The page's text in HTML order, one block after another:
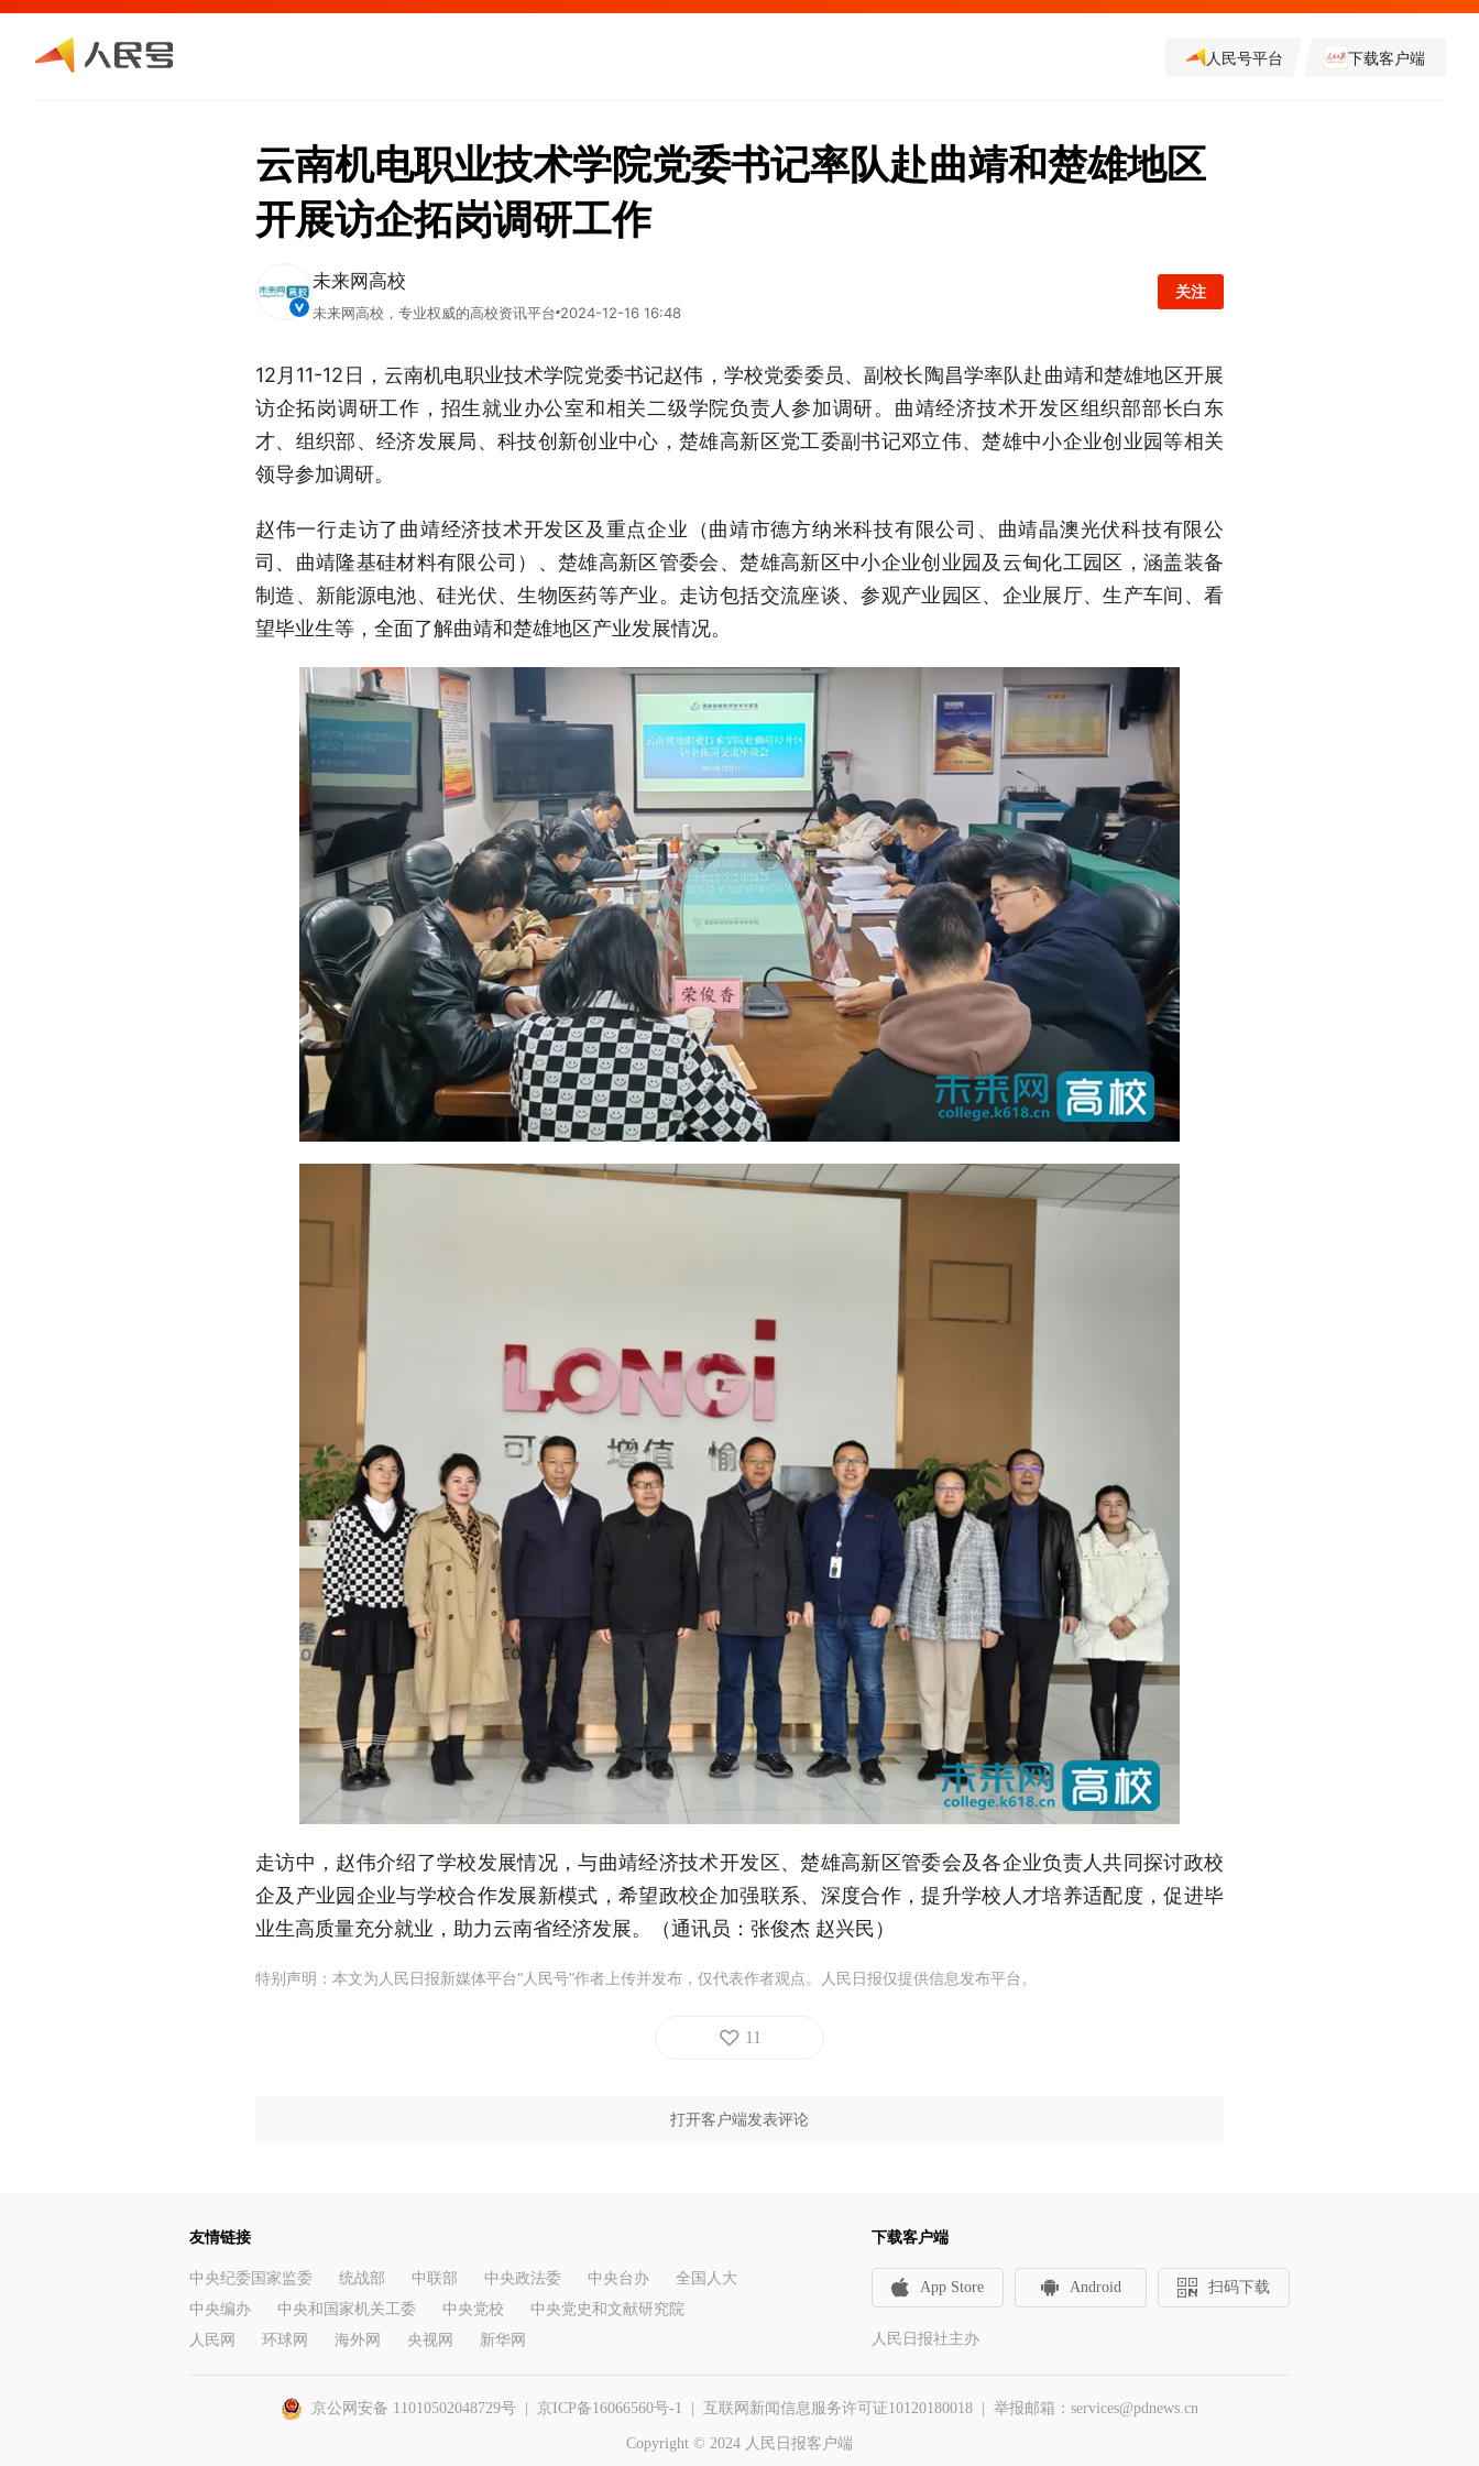
人民号平台 下载客户端
云南机电职业技术学院党委书记率队赴曲靖和楚雄地区
开展访企拓岗调研工作
未来网高校
未来网高校，专业权威的高校资讯平台 2024-12-16 16:48
关注
12月11-12日，云南机电职业技术学院党委书记赵伟，学校党委委员、副校长陶昌学率队赴曲靖和楚雄地区开展
访企拓岗调研工作，招生就业办公室和相关二级学院负责人参加调研。曲靖经济技术开发区组织部部长白东
才、组织部、经济发展局、科技创新创业中心，楚雄高新区党工委副书记邓立伟、楚雄中小企业创业园等相关
领导参加调研。
赵伟一行走访了曲靖经济技术开发区及重点企业（曲靖市德方纳米科技有限公司、曲靖晶澳光伏科技有限公
司、曲靖隆基硅材料有限公司）、楚雄高新区管委会、楚雄高新区中小企业创业园及云甸化工园区，涵盖装备
制造、新能源电池、硅光伏、生物医药等产业。走访包括交流座谈、参观产业园区、企业展厅、生产车间、看
望毕业生等，全面了解曲靖和楚雄地区产业发展情况。
走访中，赵伟介绍了学校发展情况，与曲靖经济技术开发区、楚雄高新区管委会及各企业负责人共同探讨政校
企及产业园企业与学校合作发展新模式，希望政校企加强联系、深度合作，提升学校人才培养适配度，促进毕
业生高质量充分就业，助力云南省经济发展。（通讯员： 张俊杰 赵兴民）
特别声明：本文为人民日报新媒体平台“人民号”作者上传并发布，仅代表作者观点。人民日报仅提供信息发布平台。
11
打开客户端发表评论
友情链接
中央纪委国家监委 统战部 中联部 中央政法委 中央台办
全国人大
中央编办
中央和国家机关工委 中央党校
中央党史和文献研究院
人民网
环球网 海外网 央视网 新华网
下载客户端
App Store Android 扫码下载
人民日报社主办
京公网安备 11010502048729号 京ICP备16066560号-1 | 互联网新闻信息服务许可证10120180018 | 举报邮箱：services@pdnews.cn
Copyright © 2024 人民日报客户端